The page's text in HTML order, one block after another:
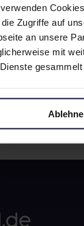
die Zugriffe auf
an unsere
mit
gesammelt